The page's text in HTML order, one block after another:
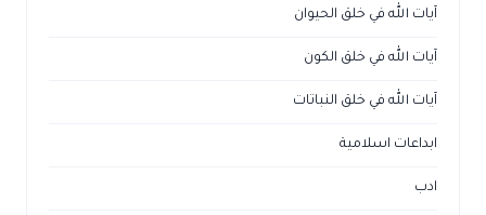
آيات الله في خلق الحيوان
آيات الله في خلق الكون
آيات الله في خلق النباتات
ابداعات اسلامية
ادب